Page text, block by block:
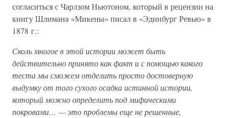
согласиться с Чарлзом Ньютоном, который в рецензии на
книгу Шлимана «Микены» писал в «Эдинбург Ревью» в
1878 г.:
Сколь многое в этой истории может быть
действительно принято как факт и с помощью какого
теста мы сможем отделить просто достоверную
выдумку от того сухого осадка истинной истории,
который можно определить под мифическими
покровами… — это проблемы еще не решенные,